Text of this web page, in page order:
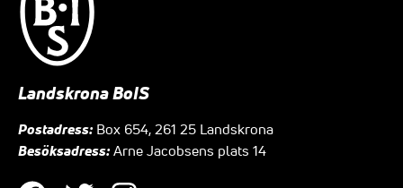
Landskrona BoIS
Postadress: Box 654, 261 25 Landskrona
Besöksadress: Arne Jacobsens plats 14